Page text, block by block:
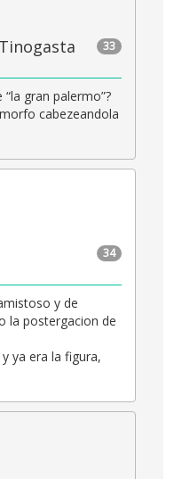
33
gran palermo”?
cabezeandola
34
y de
la postergacion de
ya era la figura,